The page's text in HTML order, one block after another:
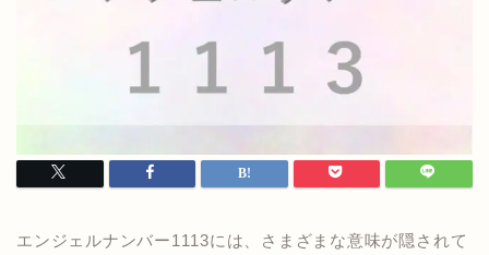
エンジェルナンバー1113には、さまざまな意味が隠されて